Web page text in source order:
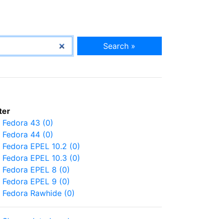
Search »
Fedora 43 (0)
Fedora 44 (0)
Fedora EPEL 10.2 (0)
Fedora EPEL 10.3 (0)
Fedora EPEL 8 (0)
Fedora EPEL 9 (0)
Fedora Rawhide (0)